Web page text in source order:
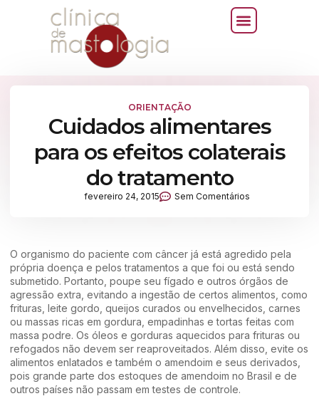
ORIENTAÇÃO
Cuidados alimentares
para os efeitos colaterais
do tratamento
fevereiro 24, 2015 Sem Comentários
O organismo do paciente com câncer já está agredido pela
própria doença e pelos tratamentos a que foi ou está sendo
submetido. Portanto, poupe seu fígado e outros órgãos de
agressão extra, evitando a ingestão de certos alimentos, como
frituras, leite gordo, queijos curados ou envelhecidos, carnes
ou massas ricas em gordura, empadinhas e tortas feitas com
massa podre. Os óleos e gorduras aquecidos para frituras ou
refogados não devem ser reaproveitados. Além disso, evite os
alimentos enlatados e também o amendoim e seus derivados,
pois grande parte dos estoques de amendoim no Brasil e de
outros países não passam em testes de controle.